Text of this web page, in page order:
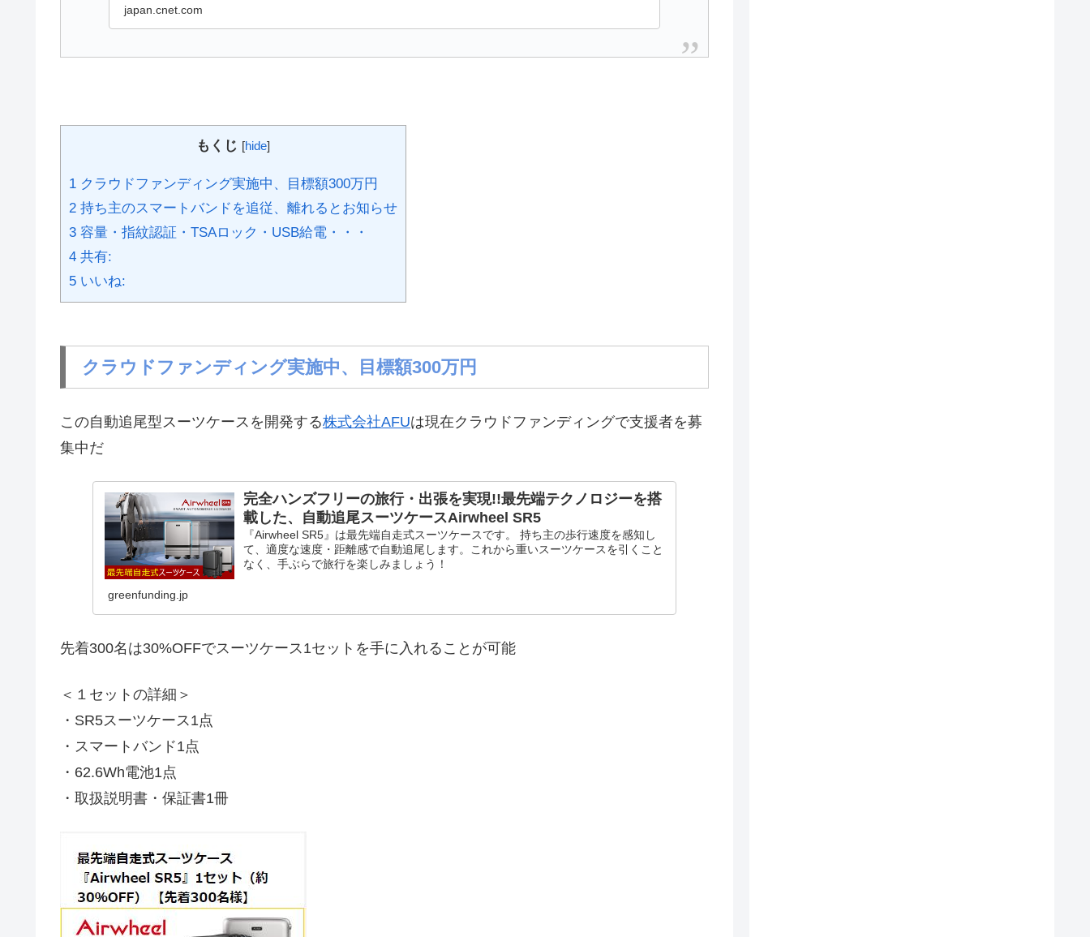
japan.cnet.com
もくじ [hide]
1 クラウドファンディング実施中、目標額300万円
2 持ち主のスマートバンドを追従、離れるとお知らせ
3 容量・指紋認証・TSAロック・USB給電・・・
4 共有:
5 いいね:
クラウドファンディング実施中、目標額300万円
この自動追尾型スーツケースを開発する株式会社AFUは現在クラウドファンディングで支援者を募
集中だ
完全ハンズフリーの旅行・出張を実現!!最先端テクノロジーを搭
載した、自動追尾スーツケースAirwheel SR5
『Airwheel SR5』は最先端自走式スーツケースです。 持ち主の歩行速度を感知し
て、適度な速度・距離感で自動追尾します。これから重いスーツケースを引くこと
なく、手ぶらで旅行を楽しみましょう！
greenfunding.jp
先着300名は30%OFFでスーツケース1セットを手に入れることが可能
＜１セットの詳細＞
・SR5スーツケース1点
・スマートバンド1点
・62.6Wh電池1点
・取扱説明書・保証書1冊